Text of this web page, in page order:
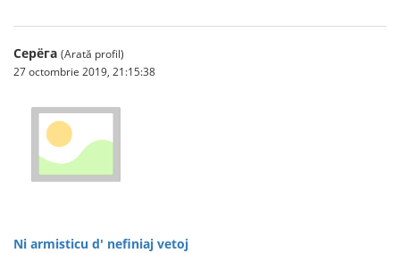
Серёга (Arată profil)
27 octombrie 2019, 21:15:38
Ni armisticu d' nefiniaj vetoj